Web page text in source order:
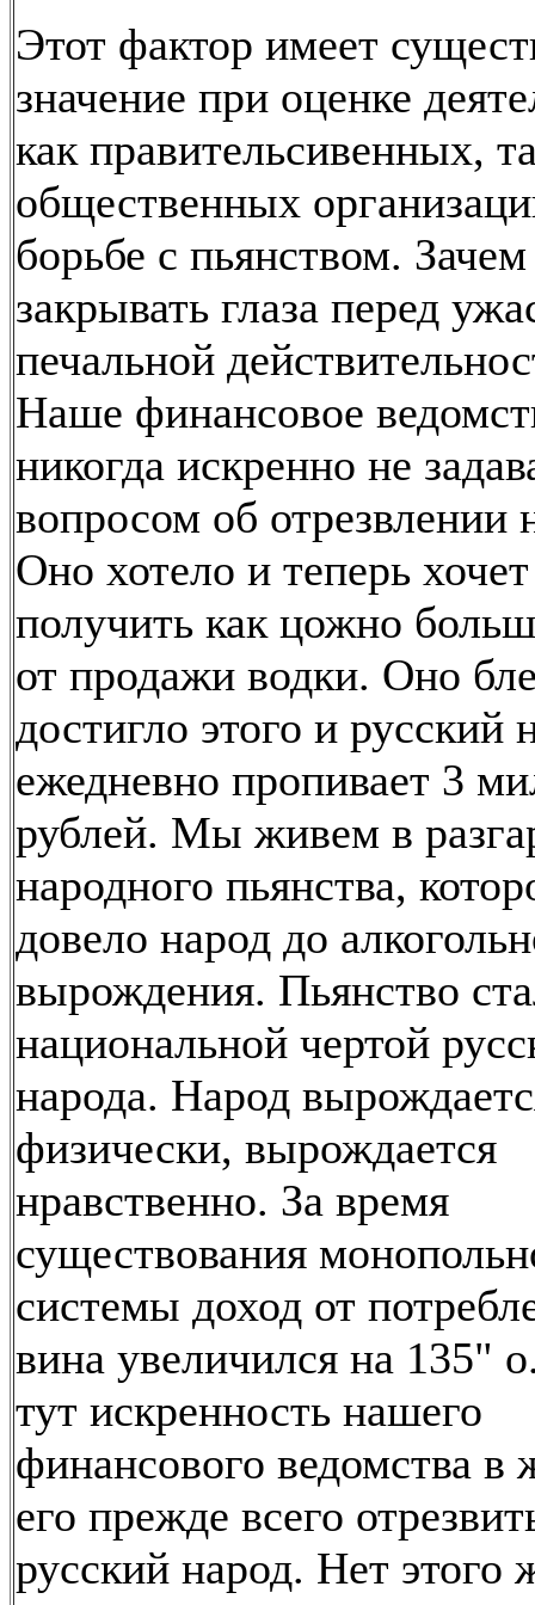
Этот фактор имеет
значение при оценке
как правительсивенных,
общественных
борьбе с пьянством. Зачем
закрывать глаза перед
печальной
Наше финансовое
никогда искренно не
вопросом об отрезвлении
Оно хотело и теперь
получить как цожно
от продажи водки. Оно
достигло этого и русский
ежедневно пропивает 3
рублей. Мы живем в
народного пьянства,
довело народ до
вырождения. Пьянство
национальной чертой
народа. Народ
физически, вырождается
нравственно. За время
существования
системы доход от
вина увеличился на 135"
тут искренность нашего
финансового ведомства в
его прежде всего
русский народ. Нет этого